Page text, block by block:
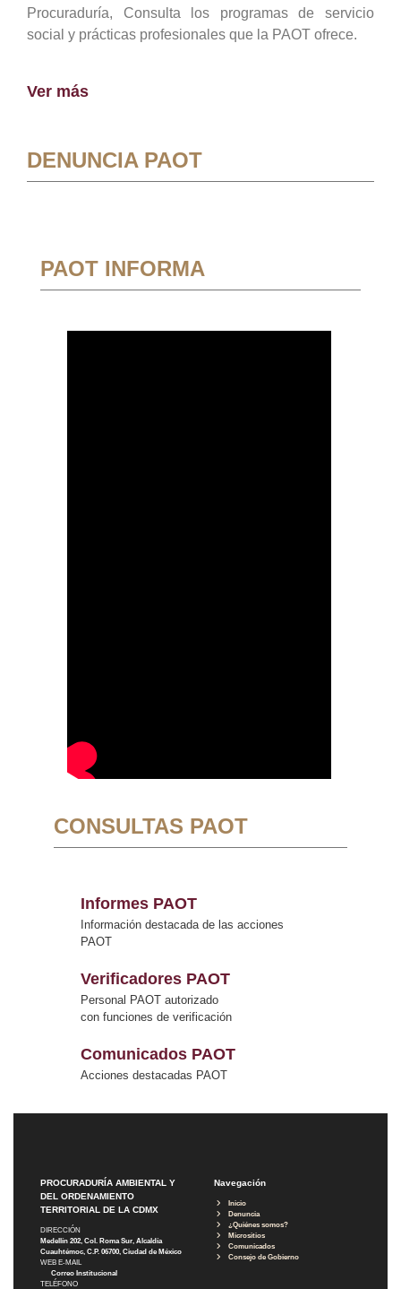
Procuraduría, Consulta los programas de servicio
social y prácticas profesionales que la PAOT ofrece.
Ver más
DENUNCIA PAOT
PAOT INFORMA
CONSULTAS PAOT
Informes PAOT
Información destacada de las acciones
PAOT
Verificadores PAOT
Personal PAOT autorizado
con funciones de verificación
Comunicados PAOT
Acciones destacadas PAOT
PROCURADURÍA AMBIENTAL Y
DEL ORDENAMIENTO
TERRITORIAL DE LA CDMX
DIRECCIÓN
Medellín 202, Col. Roma Sur, Alcaldía
Cuauhtémoc, C.P. 06700, Ciudad de México
WEB E-MAIL
Correo Institucional
TELÉFONO
Navegación
Inicio
Denuncia
¿Quiénes somos?
Micrositios
Comunicados
Consejo de Gobierno